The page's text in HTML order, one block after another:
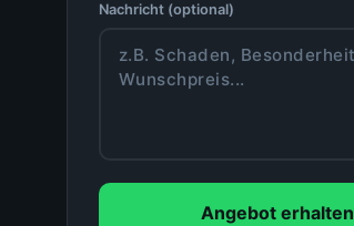
Nachricht (optional)
Angebot erhalten